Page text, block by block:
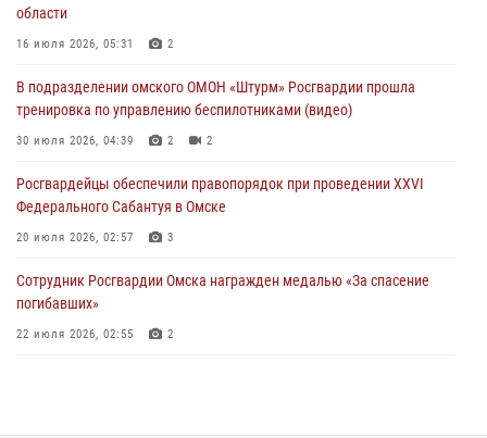
Росгвардейцы приняли участие в крестном ходе в День крещения
Руси в Омске
При содействии спецназа Росгвардии пресечены нарушения
миграционного законодательства в Омске (видео)
области
16 июля 2026, 05:31 2
В подразделении омского ОМОН «Штурм» Росгвардии прошла
тренировка по управлению беспилотниками (видео)
30 июля 2026, 04:39 2 2
Росгвардейцы обеcпечили правопорядок при проведении XXVI
Федерального Сабантуя в Омске
20 июля 2026, 02:57 3
Сотрудник Росгвардии Омска награжден медалью «За спасение
погибавших»
22 июля 2026, 02:55 2